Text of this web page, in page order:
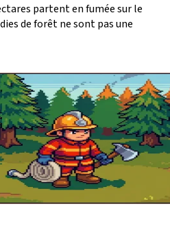
partent en fumée sur le
de forêt ne sont pas une